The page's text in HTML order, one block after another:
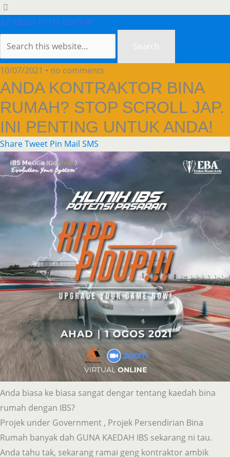
AZ MEGA PLUS GROUP
10/07/2021 • no comments
ANDA KONTRAKTOR BINA
RUMAH? STOP SCROLL JAP.
INI PENTING UNTUK ANDA!
ShareTweet Pin Mail SMS
Anda biasa ke biasa sangat dengar tentang kaedah bina
rumah dengan IBS?
Projek under Government , Projek Persendirian Bina
Rumah banyak dah GUNA KAEDAH IBS sekarang ni tau.
Anda tahu tak, sekarang ramai geng kontraktor ambik